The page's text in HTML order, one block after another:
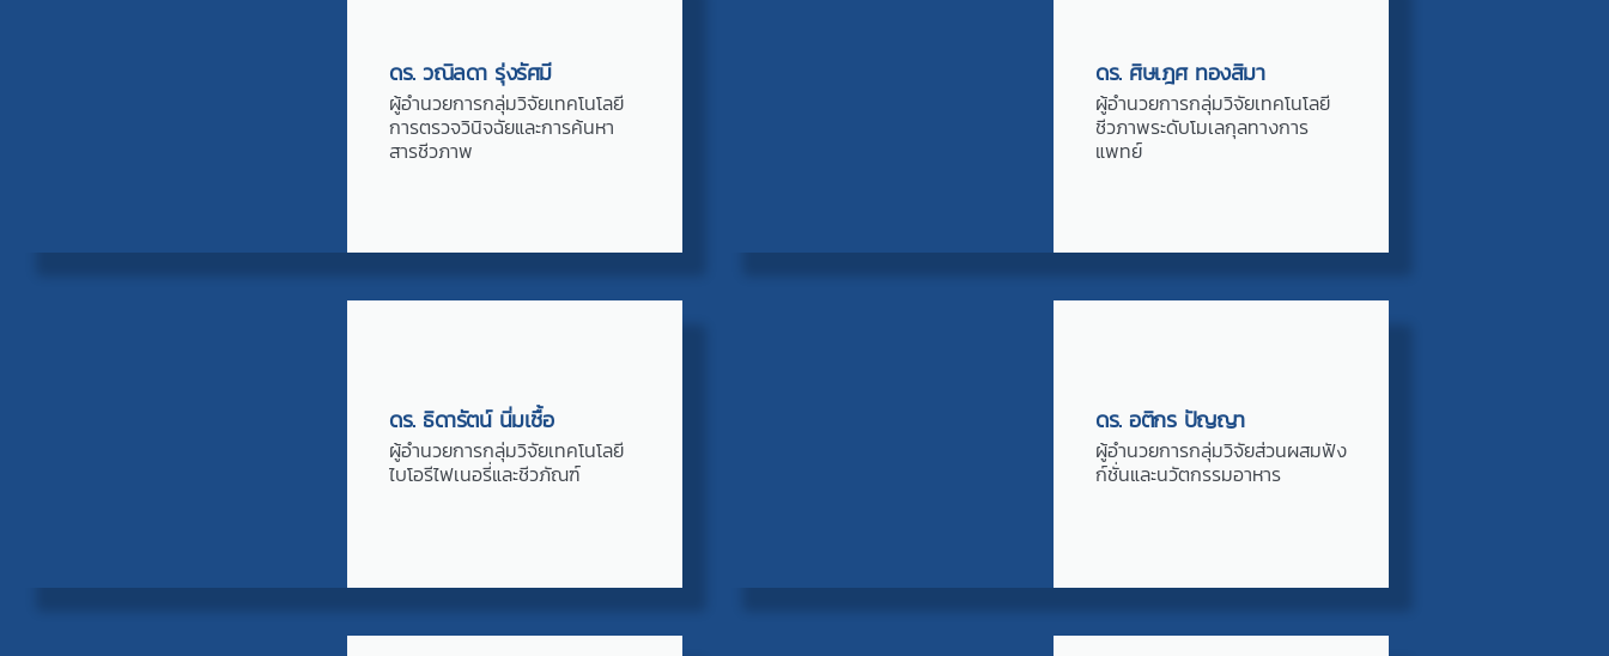
ดร. วณิลดา รุ่งรัศมี
ผู้อำนวยการกลุ่มวิจัยเทคโนโลยี
การตรวจวินิจฉัยและการค้นหา
สารชีวภาพ
ดร. ศิษเฎศ ทองสิมา
ผู้อำนวยการกลุ่มวิจัยเทคโนโลยี
ชีวภาพระดับโมเลกุลทางการ
แพทย์
ดร. ธิดารัตน์ นิ่มเชื้อ
ผู้อำนวยการกลุ่มวิจัยเทคโนโลยี
ไบโอรีไฟเนอรี่และชีวภัณฑ์
ดร. อติกร ปัญญา
ผู้อำนวยการกลุ่มวิจัยส่วนผสมฟัง
ก์ชั่นและนวัตกรรมอาหาร